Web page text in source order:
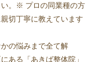
。※ プロの同業種の方
切丁寧に教えています
の悩みまで全て解
ある「あきば整体院」